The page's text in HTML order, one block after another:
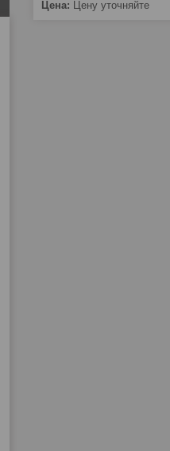
Цена: Цену уточняйте